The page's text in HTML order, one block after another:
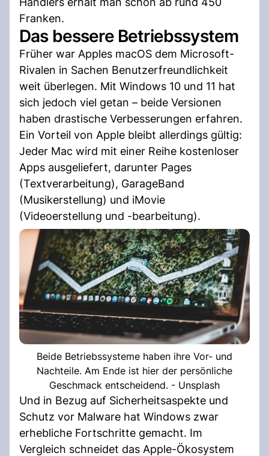
Franken.
Das bessere Betriebssystem
Früher war Apples macOS dem Microsoft-
Rivalen in Sachen Benutzerfreundlichkeit
weit überlegen. Mit Windows 10 und 11 hat
sich jedoch viel getan – beide Versionen
haben drastische Verbesserungen erfahren.
Ein Vorteil von Apple bleibt allerdings gültig:
Jeder Mac wird mit einer Reihe kostenloser
Apps ausgeliefert, darunter Pages
(Textverarbeitung), GarageBand
(Musikerstellung) und iMovie
(Videoerstellung und -bearbeitung).
Beide Betriebssysteme haben ihre Vor- und
Nachteile. Am Ende ist hier der persönliche
Geschmack entscheidend. - Unsplash
Und in Bezug auf Sicherheitsaspekte und
Schutz vor Malware hat Windows zwar
erhebliche Fortschritte gemacht. Im
Vergleich schneidet das Apple-Ökosystem